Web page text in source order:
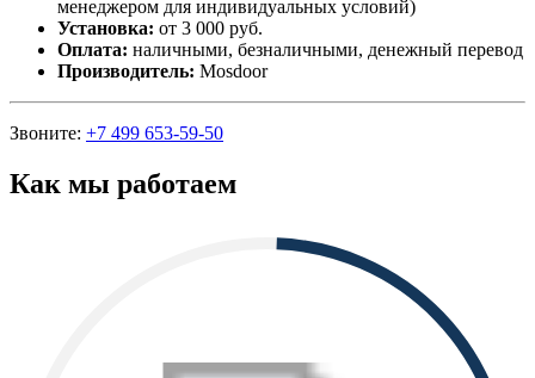
менеджером для индивидуальных условий)
Установка: от 3 000 руб.
Оплата: наличными, безналичными, денежный перевод
Производитель: Mosdoor
Звоните: +7 499 653-59-50
Как мы работаем